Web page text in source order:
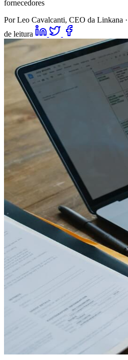
fornecedores
Por Leo Cavalcanti, CEO da Linkana ·
de leitura